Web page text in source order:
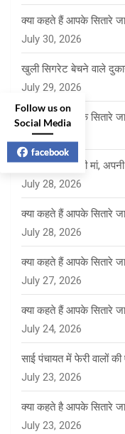
क्या कहते हैं आपके सितारे
July 30, 2026
खुली सिगरेट बेचने वाले
July 29, 2026
क्या कहते हैं आपके सितारे
July 29, 2026
बेटे को बचाने दौड़ी मां,
July 28, 2026
क्या कहते हैं आपके सितारे
July 28, 2026
क्या कहते हैं आपके सितारे
July 27, 2026
क्या कहते हैं आपके सितारे
July 24, 2026
साई पंचायत में फेरी वालों
July 23, 2026
क्या कहते है आपके सितारे
July 23, 2026
Follow us on
Social Media
facebook